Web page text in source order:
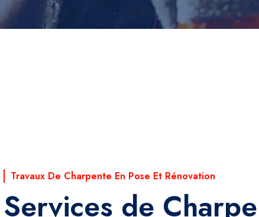
Travaux De Charpente En Pose Et Rénovation
Services de